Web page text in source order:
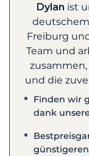
Dylan ist
Freiburg
Team und
und die
Finden wir
dank